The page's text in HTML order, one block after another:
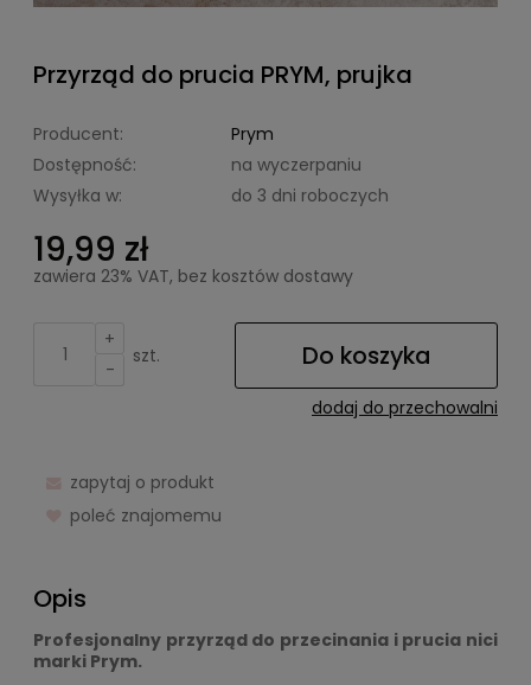
Przyrząd do prucia PRYM, prujka
Producent:
Prym
Dostępność:
na wyczerpaniu
Wysyłka w:
do 3 dni roboczych
19,99 zł
zawiera 23% VAT, bez kosztów dostawy
+
-
szt. Do koszyka
dodaj do przechowalni
zapytaj o produkt
poleć znajomemu
Opis
Profesjonalny przyrząd do przecinania i prucia nici
marki Prym.